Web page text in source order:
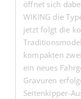
öffnet sich
WIKING die
jetzt folgt die
kompakten
ein neues
Gravuren
Seitenkipper-